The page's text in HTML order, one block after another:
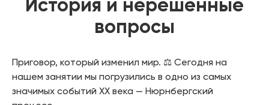
История и нерешённые
вопросы
Приговор, который изменил мир. ⚖️ Сегодня на
нашем занятии мы погрузились в одно из самых
значимых событий XX века — Нюрнбергский